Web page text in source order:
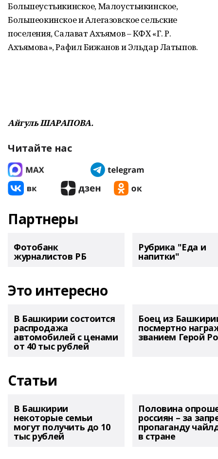
Большеустьикинское, Малоустьикинское,
Большеокинское и Алегазовское сельские
поселения, Салават Ахъямов – КФХ «Г. Р.
Ахъямова», Рафил Бижанов и Эльдар Латыпов.
Айгуль ШАРАПОВА.
Читайте нас
Партнеры
Фотобанк
журналистов РБ
Рубрика "Еда и
напитки"
Это интересно
В Башкирии состоится
распродажа
автомобилей с ценами
от 40 тыс рублей
Боец из
посмертно
званием Герой
Статьи
В Башкирии
некоторые семьи
могут получить до 10
тыс рублей
Половина
россиян – за
пропаганду
в стране